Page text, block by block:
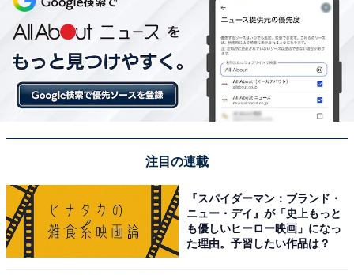
平日の大人料金が350円と非常にリーズナブルで、
これほど上質な100％源泉掛け流しの温泉にワンコ
イン以下で気軽に何度も通える。
や料金情報も見る
注目の連載
『スパイダーマン：ブランド・
ニュー・デイ』が「史上もっと
も優しいヒーロー映画」になっ
た理由。予習したい作品は？